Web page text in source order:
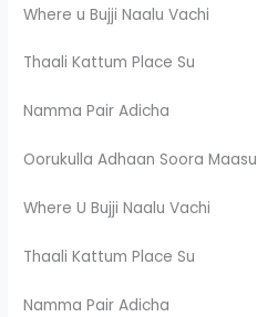
Where u Bujji Naalu Vachi
Thaali Kattum Place Su
Namma Pair Adicha
Oorukulla Adhaan Soora Maasu
Where U Bujji Naalu Vachi
Thaali Kattum Place Su
Namma Pair Adicha